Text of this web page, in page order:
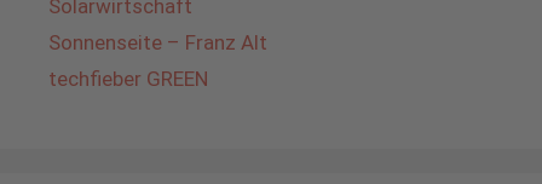
Solarwirtschaft
Sonnenseite – Franz Alt
techfieber GREEN